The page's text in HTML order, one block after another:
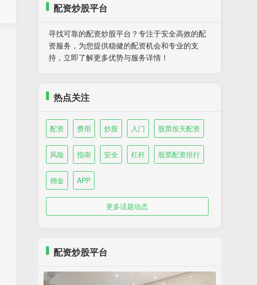
配资炒股平台
寻找可靠的配资炒股平台？专注于安全高效的配
资服务，为您提供稳健的配资机会和专业的支
持，立即了解更多优势与服务详情！
热点关注
配资 费用 炒股 入门 股票按天配资
风险 指南 安全 杠杆 股票配资排行
佣金 APP
更多话题动态
配资炒股平台